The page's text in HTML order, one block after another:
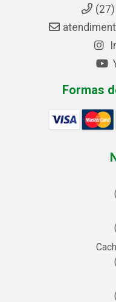
Formas